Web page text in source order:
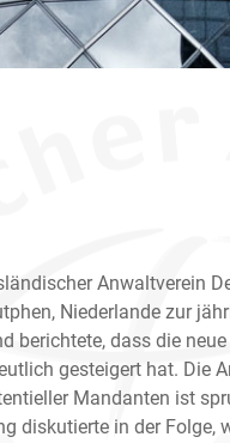
Anwaltverein
Niederlande zur
berichtete, dass die
gesteigert hat. Die
Mandanten ist
diskutierte in der Folge,